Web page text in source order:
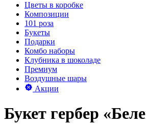
Цветы в коробке
Композиции
101 роза
Букеты
Подарки
Комбо наборы
Клубника в шоколаде
Премиум
Воздушные шары
Акции
Букет гербер